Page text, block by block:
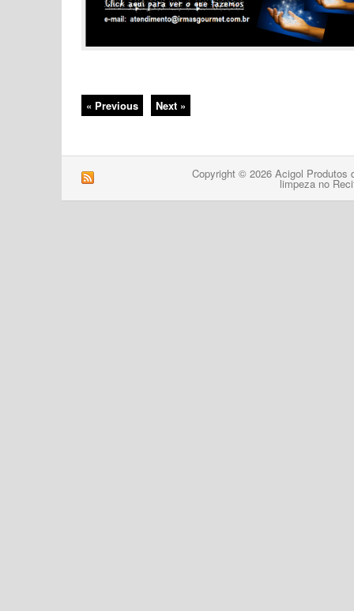
« Previous Next »
Copyright © 2026 Acigol Produtos
limpeza no